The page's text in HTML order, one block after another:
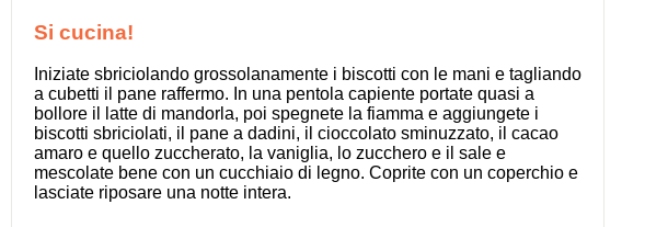
Si cucina!
Iniziate sbriciolando grossolanamente i biscotti con le mani e tagliando
a cubetti il pane raffermo. In una pentola capiente portate quasi a
bollore il latte di mandorla, poi spegnete la fiamma e aggiungete i
biscotti sbriciolati, il pane a dadini, il cioccolato sminuzzato, il cacao
amaro e quello zuccherato, la vaniglia, lo zucchero e il sale e
mescolate bene con un cucchiaio di legno. Coprite con un coperchio e
lasciate riposare una notte intera.